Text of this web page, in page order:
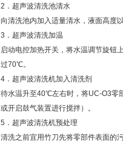
2．超声波清洗池清水
向清洗池内加入适量清水，液面高度
3．超声波清洗加温
启动电控加热开关，将水温调节旋钮
过70℃。
4．超声波清洗机加入清洗剂
待水温升至40℃左右时，将UC-O3零
或开启鼓气装置进行搅拌）。
5．超声波清洗机预处理
清洗之前宜用竹刀先将零部件表面的